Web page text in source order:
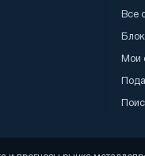
Все
Мои